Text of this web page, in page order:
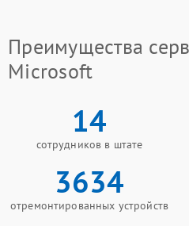
Преимущества
Microsoft
14
сотрудников в штате
3634
отремонтированных устройств